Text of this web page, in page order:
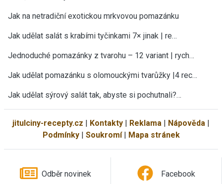
Jak na netradiční exotickou mrkvovou pomazánku
Jak udělat salát s krabími tyčinkami 7× jinak | re…
Jednoduché pomazánky z tvarohu – 12 variant | rych…
Jak udělat pomazánku s olomouckými tvarůžky |4 rec…
Jak udělat sýrový salát tak, abyste si pochutnali?…
jitulciny-recepty.cz | Kontakty | Reklama | Nápověda |
Podmínky| Soukromí| Mapa stránek
Odběr novinek Facebook